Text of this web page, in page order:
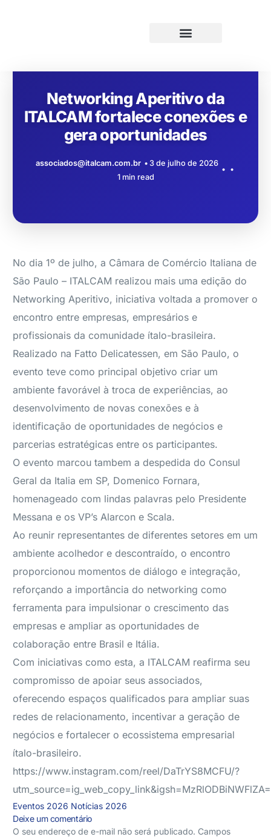
Networking Aperitivo da
ITALCAM fortalece conexões e
gera oportunidades
associados@italcam.com.br
3 de julho de 2026
1 min read
No dia 1º de julho, a Câmara de Comércio Italiana de
São Paulo – ITALCAM realizou mais uma edição do
Networking Aperitivo, iniciativa voltada a promover o
encontro entre empresas, empresários e
profissionais da comunidade ítalo-brasileira.
Realizado na Fatto Delicatessen, em São Paulo, o
evento teve como principal objetivo criar um
ambiente favorável à troca de experiências, ao
desenvolvimento de novas conexões e à
identificação de oportunidades de negócios e
parcerias estratégicas entre os participantes.
O evento marcou tambem a despedida do Consul
Geral da Italia em SP, Domenico Fornara,
homenageado com lindas palavras pelo Presidente
Messana e os VP’s Alarcon e Scala.
Ao reunir representantes de diferentes setores em um
ambiente acolhedor e descontraído, o encontro
proporcionou momentos de diálogo e integração,
reforçando a importância do networking como
ferramenta para impulsionar o crescimento das
empresas e ampliar as oportunidades de
colaboração entre Brasil e Itália.
Com iniciativas como esta, a ITALCAM reafirma seu
compromisso de apoiar seus associados,
oferecendo espaços qualificados para ampliar suas
redes de relacionamento, incentivar a geração de
negócios e fortalecer o ecossistema empresarial
ítalo-brasileiro.
https://www.instagram.com/reel/DaTrYS8MCFU/?
Eventos 2026 Notícias 2026
Deixe um comentário
O seu endereço de e-mail não será publicado. Campos